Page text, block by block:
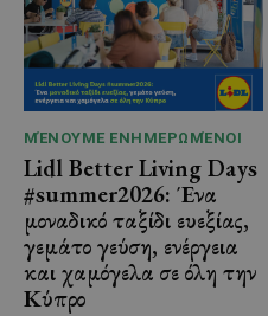
ΜΈΝΟΥΜΕ ΕΝΗΜΕΡΩΜΈΝΟΙ
Lidl Better Living Days
#summer2026: Ένα
μοναδικό ταξίδι ευεξίας,
γεμάτο γεύση, ενέργεια
και χαμόγελα σε όλη την
Κύπρο